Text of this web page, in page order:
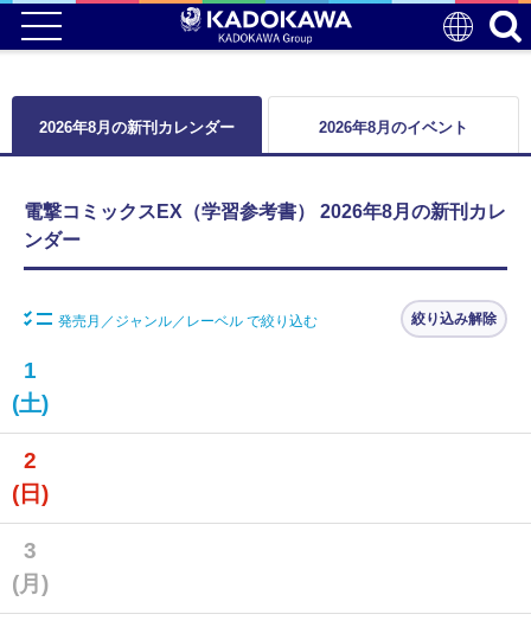
2026年8月の新刊カレンダー 2026年8月のイベント
電撃コミックスEX（学習参考書） 2026年8月の新刊カレ
ンダー
発売月／ジャンル／レーベル で絞り込む 絞り込み解除
1
(土)
2
(日)
3
(月)